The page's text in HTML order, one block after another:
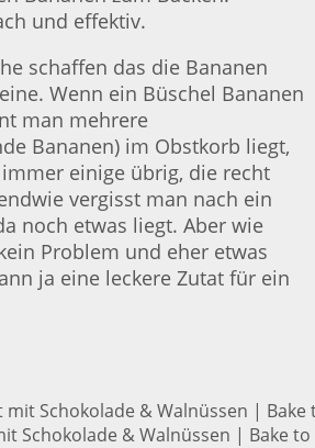
und effektiv.
schaffen das die Bananen
Wenn ein Büschel Bananen
man mehrere
Bananen) im Obstkorb liegt,
einige übrig, die recht
vergisst man nach ein
noch etwas liegt. Aber wie
Problem und eher etwas
ja eine leckere Zutat für ein
Schokolade & Walnüssen | Bake